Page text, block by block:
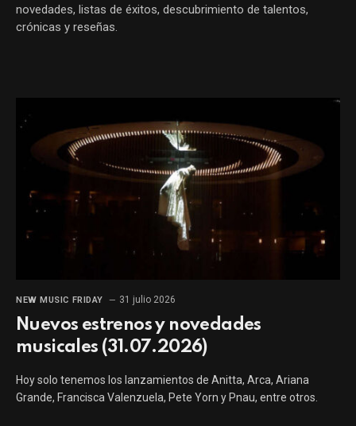
novedades, listas de éxitos, descubrimiento de talentos,
crónicas y reseñas.
NEW MUSIC FRIDAY 31 julio 2026
Nuevos estrenos y novedades
musicales (31.07.2026)
Hoy solo tenemos los lanzamientos de Anitta, Arca, Ariana
Grande, Francisca Valenzuela, Pete Yorn y Pnau, entre otros.